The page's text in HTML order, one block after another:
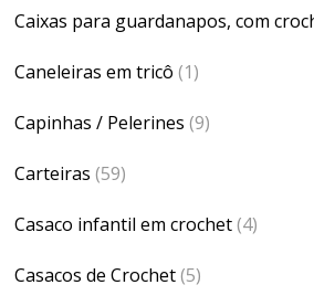
Caixas para guardanapos, com
Caneleiras em tricô (1)
Capinhas / Pelerines (9)
Carteiras (59)
Casaco infantil em crochet(4)
Casacos de Crochet(5)